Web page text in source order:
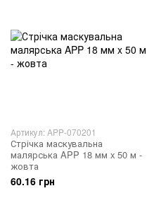
Артикул: APP-070201
Стрічка маскувальна
малярська APP 18 мм x 50 м -
жовта
60.16 грн